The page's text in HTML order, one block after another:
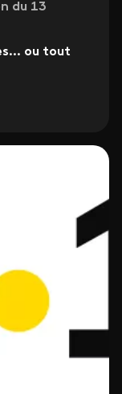
du 13
ou tout